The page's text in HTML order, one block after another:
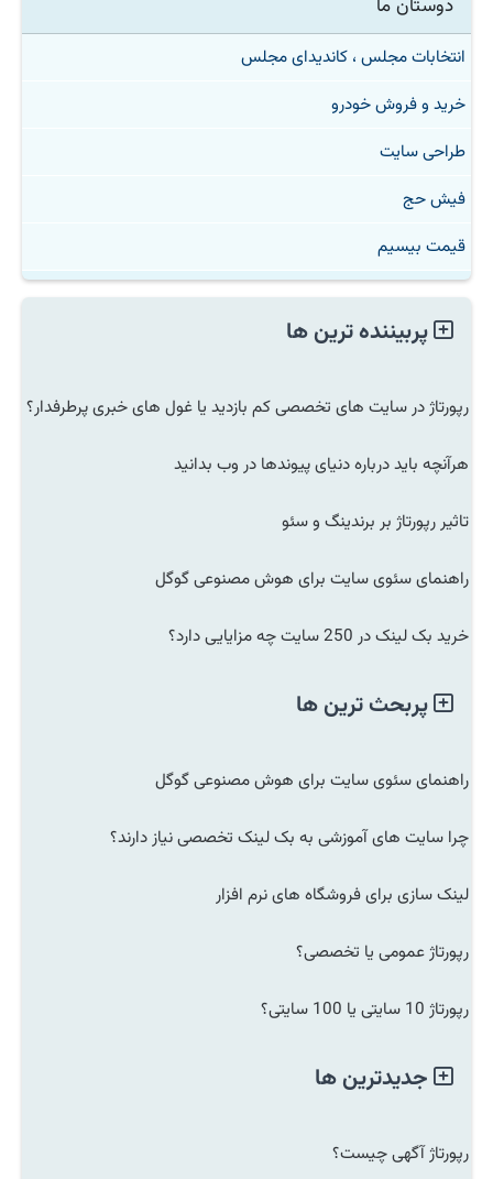
دوستان ما
انتخابات مجلس ، کاندیدای مجلس
خرید و فروش خودرو
طراحی سایت
فیش حج
قیمت بیسیم
پربیننده ترین ها
رپورتاژ در سایت های تخصصی کم بازدید یا غول های خبری پرطرفدار؟
هرآنچه باید درباره دنیای پیوندها در وب بدانید
تاثیر رپورتاژ بر برندینگ و سئو
راهنمای سئوی سایت برای هوش مصنوعی گوگل
خرید بک لینک در 250 سایت چه مزایایی دارد؟
پربحث ترین ها
راهنمای سئوی سایت برای هوش مصنوعی گوگل
چرا سایت های آموزشی به بک لینک تخصصی نیاز دارند؟
لینک سازی برای فروشگاه های نرم افزار
رپورتاژ عمومی یا تخصصی؟
رپورتاژ 10 سایتی یا 100 سایتی؟
جدیدترین ها
رپورتاژ آگهی چیست؟